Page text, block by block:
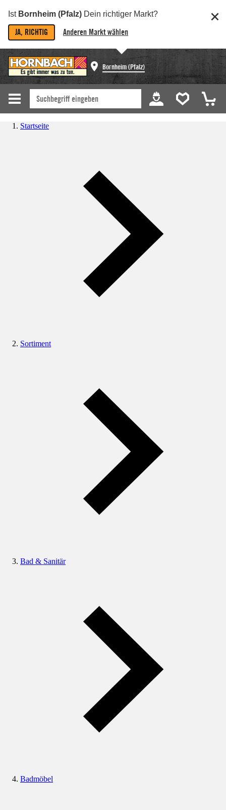
Ist Bornheim (Pfalz) Dein richtiger Markt?
JA, RICHTIG Anderen Markt wählen
Bornheim (Pfalz)
Startseite
Sortiment
Bad & Sanitär
Badmöbel